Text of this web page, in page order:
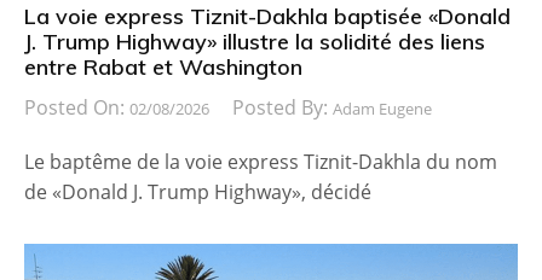
La voie express Tiznit-Dakhla baptisée «Donald
J. Trump Highway» illustre la solidité des liens
entre Rabat et Washington
Posted On: 02/08/2026 Posted By: Adam Eugene
Le baptême de la voie express Tiznit-Dakhla du nom
de «Donald J. Trump Highway», décidé